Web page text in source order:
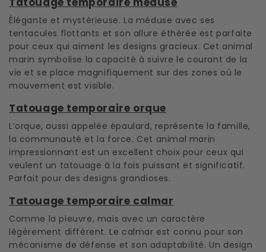
Élégante et mystérieuse. La méduse avec ses
tentacules flottants et son allure éthérée est parfaite
pour ceux qui aiment les designs gracieux. Cet animal
marin symbolise la capacité à suivre le courant de la
vie et se place magnifiquement sur des zones où le
mouvement est visible.
Tatouage temporaire orque
L’orque, aussi appelée épaulard, représente la famille,
la communauté et la force. Cet animal marin
impressionnant est un excellent choix pour ceux qui
veulent un tatouage à la fois puissant et significatif.
Parfait pour des designs grandioses.
Tatouage temporaire calmar
Comme la pieuvre, mais avec un caractère
légèrement différent. Le calmar est connu pour son
mécanisme de défense et son adaptabilité. Un design